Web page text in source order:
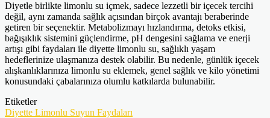
Diyetle birlikte limonlu su içmek, sadece lezzetli bir içecek tercihi
değil, aynı zamanda sağlık açısından birçok avantajı beraberinde
getiren bir seçenektir. Metabolizmayı hızlandırma, detoks etkisi,
bağışıklık sistemini güçlendirme, pH dengesini sağlama ve enerji
artışı gibi faydaları ile diyette limonlu su, sağlıklı yaşam
hedeflerinize ulaşmanıza destek olabilir. Bu nedenle, günlük içecek
alışkanlıklarınıza limonlu su eklemek, genel sağlık ve kilo yönetimi
konusundaki çabalarınıza olumlu katkılarda bulunabilir.
Etiketler
Diyette Limonlu Suyun Faydaları